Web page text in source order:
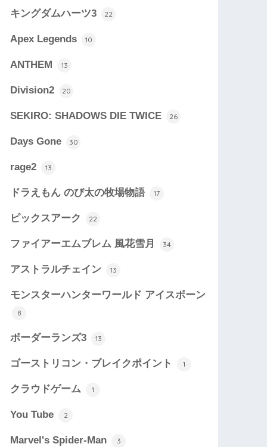
キングダムハーツ3 22
Apex Legends 10
ANTHEM 13
Division2 20
SEKIRO: SHADOWS DIE TWICE 26
Days Gone 30
rage2 13
ドラえもん のび太の牧場物語 17
ピックスアーク 22
ファイアーエムブレム 風花雪月 34
アストラルチェイン 13
モンスターハンターワールド アイスボーン
8
ボーダーランズ3 13
ゴーストリコン・ブレイクポイント 1
クラウドゲーム 1
You Tube 2
Marvel's Spider-Man 3